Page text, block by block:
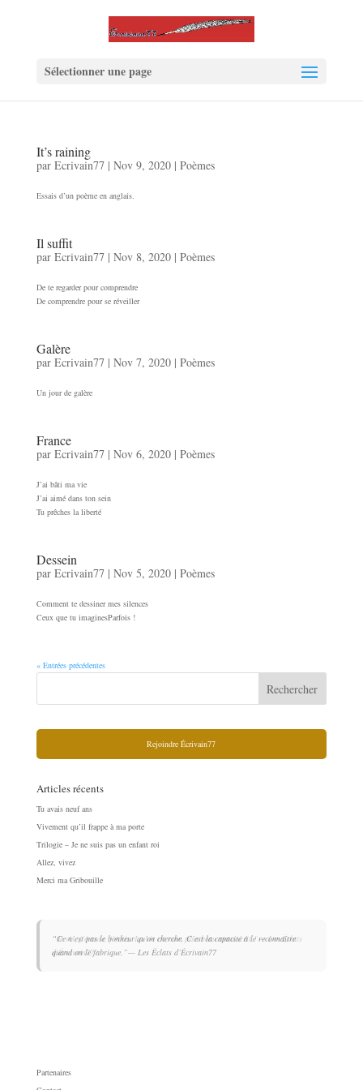
Sélectionner une page
It’s raining
par Ecrivain77| Nov 9, 2020| Poèmes
Essais d’un poème en anglais.
Il suffit
par Ecrivain77| Nov 8, 2020| Poèmes
De te regarder pour comprendre
De comprendre pour se réveiller
Galère
par Ecrivain77| Nov 7, 2020| Poèmes
Un jour de galère
France
par Ecrivain77| Nov 6, 2020| Poèmes
J’ai bâti ma vie
J’ai aimé dans ton sein
Tu prêches la liberté
Dessein
par Ecrivain77| Nov 5, 2020| Poèmes
Comment te dessiner mes silences
Ceux que tu imaginesParfois !
« Entrées précédentes
Rejoindre Écrivain77
Articles récents
Tu avais neuf ans
Vivement qu’il frappe à ma porte
Trilogie – Je ne suis pas un enfant roi
Allez, vivez
Merci ma Gribouille
“Je vis, j’écoute, j’écris. La vie est mon plus beau manuscrit.”— Les Éclats
d’Écrivain77
“Ce n’est pas le bonheur qu’on cherche. C’est la capacité à le reconnaître
quand on le fabrique.”— Les Éclats d’Écrivain77
Partenaires